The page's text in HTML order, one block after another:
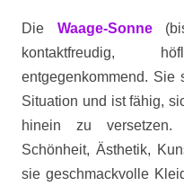
Die Waage-Sonne
kontaktfreudig,
entgegenkommend. Sie
Situation und ist fähig,
hinein zu
Schönheit, Ästhetik,
siegeschmackvolle